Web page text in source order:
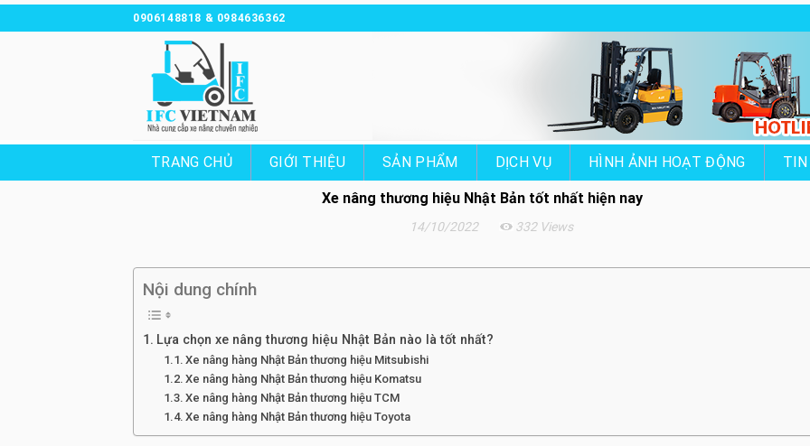
Chuyển
đến
0906148818 & 0984636362
TRANG CHỦ GIỚI THIỆU SẢN PHẨM DỊCH VỤ HÌNH ẢNH HOẠT ĐỘNG
14/10/2022 332 Views
Xe nâng thương hiệu Nhật Bản tốt nhất hiện nay
Nội dung chính
Lựa chọn xe nâng thương hiệu Nhật Bản nào là tốt nhất?
Xe nâng hàng Nhật Bản thương hiệu Mitsubishi
Xe nâng hàng Nhật Bản thương hiệu Komatsu
Xe nâng hàng Nhật Bản thương hiệu TCM
Xe nâng hàng Nhật Bản thương hiệu Toyota